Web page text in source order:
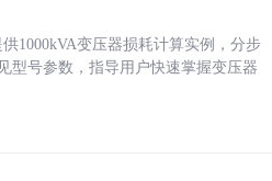
1000kVA变压器损耗计算实例，分步
型号参数，指导用户快速掌握变压器